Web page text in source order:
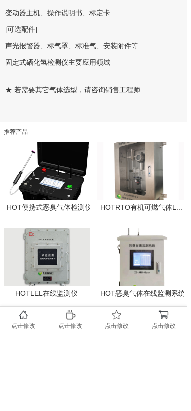
变动器主机、操作说明书、标定卡
[可选配件]
声光报警器、标气罩、标准气、安装附件等
固定式硒化氢检测仪主要应用领域
★ 若需要其它气体选型，请咨询销售工程师
HOT便携式恶臭气体检测仪 HOTRTO有机可燃气体L...
HOTLEL在线监测仪 HOT恶臭气体在线监测系统
推荐产品
点击修改 点击修改 点击修改 点击修改